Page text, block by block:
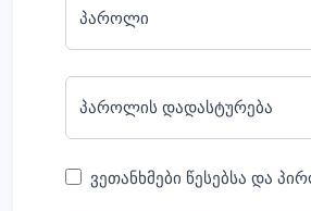
პაროლი
პაროლის დადასტურება
ვეთანხმები წესებსა და